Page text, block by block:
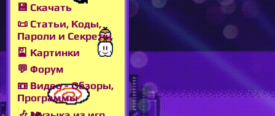
💾 Скачать
📜 Статьи, Коды,
Пароли и Секреты
🎴 Картинки
💬 Форум
📼 Видео - Обзоры,
Программы